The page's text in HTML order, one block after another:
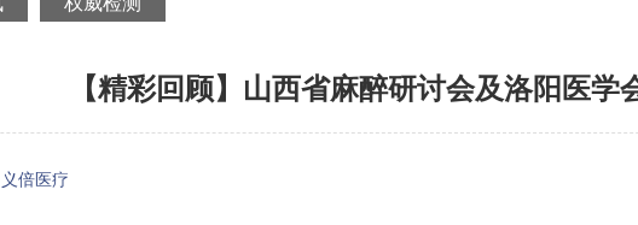
【精彩回顾】山西省麻醉研讨会及洛阳医学
义倍医疗